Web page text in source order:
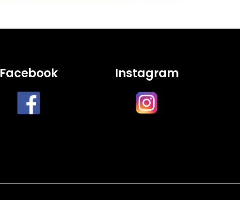
Facebook Instagram